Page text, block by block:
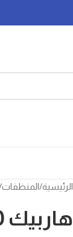
الرئيسية المنظفات
هاربيك 190 مل